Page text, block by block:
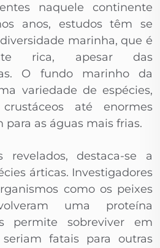
naquele continente
anos, estudos têm se
marinha, que é
rica, apesar das
O fundo marinho da
variedade de espécies,
até enormes
as águas mais frias.
revelados, destaca-se a
árticas. Investigadores
como os peixes
uma proteína
permite sobreviver em
fatais para outras